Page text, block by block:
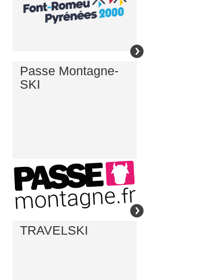
Passe Montagne-
SKI
TRAVELSKI